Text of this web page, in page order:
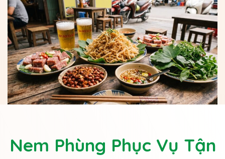
Nem Phùng Phục Vụ Tận